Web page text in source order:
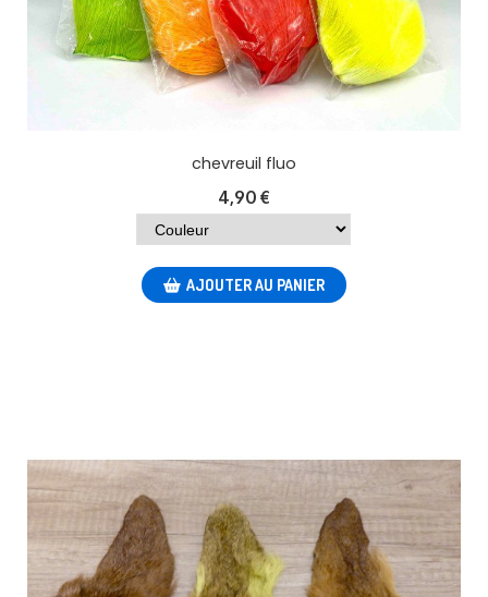
chevreuil fluo
4,90 €
AJOUTER AU PANIER